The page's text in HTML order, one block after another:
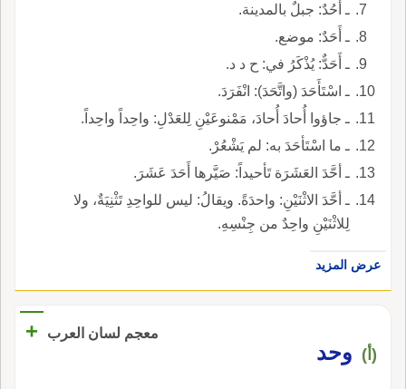
ـ أُحُدٌ: جبلٌ بالمدينة.
ـ أَحَدٌ: موضع.
ـ أَحَدٌّ: يُذْكَرُ في: ح د د.
ـ اسْتَأَحَدَ (واتَّحَدَ): انْفَرَدَ.
ـ جاؤوا أُحادَ أُحادَ، مَمْنوعَيْنِ لِلعَدْلِ: واحِداً واحِداً.
ـ ما اسْتَأحَدَ به: لم يَشْعُرْ.
ـ أحَّدَ العَشَرَة تَأحيداً: صَيَّرها أَحَدَ عَشَرَ.
ـ أحَّدَ الاثْنَيْنِ: واحدَةً. ويقالُ: ليس للواحِدِ تَثْنِيَةٌ، ولا
لِلاثْنَيْنِ واحِدٌ من جِنْسِهِ.
عرض المزيد
معجم لسان العرب +
(أ) وحد